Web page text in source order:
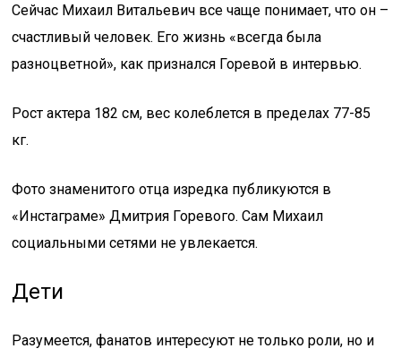
Сейчас Михаил Витальевич все чаще понимает, что он –
счастливый человек. Его жизнь «всегда была
разноцветной», как признался Горевой в интервью.
Рост актера 182 см, вес колеблется в пределах 77-85
кг.
Фото знаменитого отца изредка публикуются в
«Инстаграме» Дмитрия Горевого. Сам Михаил
социальными сетями не увлекается.
Дети
Разумеется, фанатов интересуют не только роли, но и